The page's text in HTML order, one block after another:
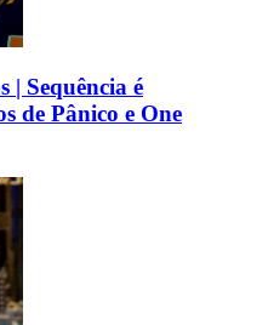
| Sequência é
de Pânico e One